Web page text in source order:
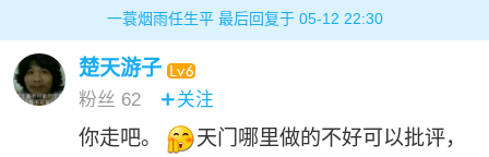
一蓑烟雨任生平 最后回复于 05-12 22:30
楚天游子
粉丝 62 关注
你走吧。
天门哪里做的不好可以批评，